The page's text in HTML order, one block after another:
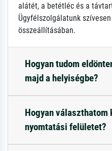
alátét, a betétléc és a
Ügyfélszolgálatunk
összeállításában.
Hogyan tudom
majd a helyiségbe?
Hogyan választhatom
nyomtatási felületet?